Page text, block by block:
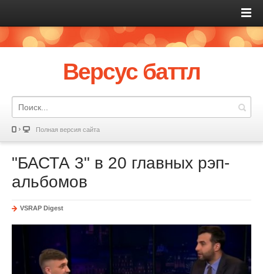
Версус баттл
Полная версия сайта
"БАСТА 3" в 20 главных рэп-
альбомов
VSRAP Digest